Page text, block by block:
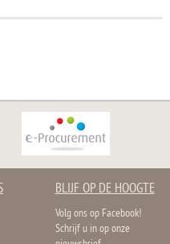
BLIJF OP DE HOOGTE
Volg ons op Facebook!
Schrijf u in op onze